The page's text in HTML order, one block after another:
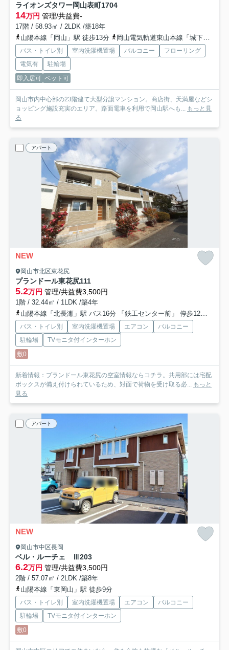
ライオンズタワー岡山表町1704
14万円 管理/共益費-
17階 / 58.93㎡ / 2LDK /築18年
山陽本線「岡山」駅 徒歩13分
岡山電気軌道東山本線「城下」駅 徒歩2分
バス・トイレ別 室内洗濯機置場 バルコニー
フローリング
電気有
駐輪場
即入居可 ペット可
岡山市内中心部の23階建て大型分譲マンション。商店街、天満屋などシ
ョッピング施設充実のエリア。路面電車を利用で岡山駅へも... もっと見
る
アパート
NEW
岡山市北区東花尻
プランドール東花尻111
5.2万円 管理/共益費3,500円
1階 / 32.44㎡ / 1LDK /築4年
山陽本線「北長瀬」駅 バス16分 「鉄工センター前」 停歩12分
バス・トイレ別 室内洗濯機置場 エアコン
バルコニー
駐輪場
TVモニタ付インターホン
敷0
新着情報：プランドール東花尻の空室情報ならコチラ。共用部には宅配
ボックスが備え付けられているため、対面で荷物を受け取る必... もっと
見る
アパート
NEW
岡山市中区長岡
ベル・ルーチェ Ⅲ203
6.2万円 管理/共益費3,500円
2階 / 57.07㎡ / 2LDK /築8年
山陽本線「東岡山」駅 徒歩9分
バス・トイレ別 室内洗濯機置場 エアコン
バルコニー
駐輪場
TVモニタ付インターホン
敷0